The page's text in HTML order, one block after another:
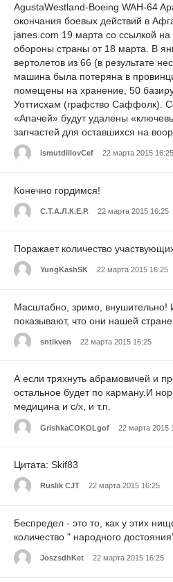
AgustaWestland-Boeing WAH-64
окончания боевых действий в
janes.com 19 марта со ссылкой на
обороны страны от 18 марта. В
вертолетов из 66 (в результате
машина была потеряна в
помещены на хранение, 50
Уоттисхам (графство Саффолк).
«Апачей» будут удалены
запчастей для оставшихся на
ismutdillovCef 22 марта 2015 16:25
Конечно гордимся!
С.Т.А.Л.К.Е.Р. 22 марта 2015 16:25
Поражает количество
YungKashSK 22 марта 2015 16:25
Масштабно, зримо, внушительно!
показывают, что они нашей
sntikven 22 марта 2015 16:25
А если тряхнуть абрамовичей и
остальное будет по карману.И
медицина и с/х, и т.п.
GrishkaCOKOLgof 22 марта 2015
Цитата: Skif83
Ruslik CJT 22 марта 2015 16:25
Беспредел - это то, как у этих
количество " народного
JoszsdhKet 22 марта 2015 16:25